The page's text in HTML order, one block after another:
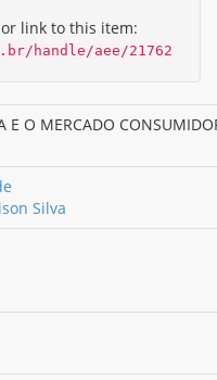
link to this item:
handle/aee/21762
E O MERCADO
Silva